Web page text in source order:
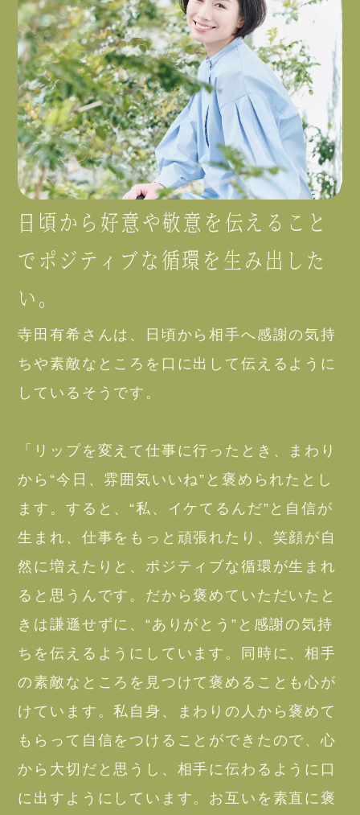
日頃から好意や敬意を伝えること
でポジティブな循環を生み出した
い。
寺田有希さんは、日頃から相手へ感謝の気持
ちや素敵なところを口に出して伝えるように
しているそうです。
「リップを変えて仕事に行ったとき、まわり
から“今日、雰囲気いいね”と褒められたとし
ます。すると、“私、イケてるんだ”と自信が
生まれ、仕事をもっと頑張れたり、笑顔が自
然に増えたりと、ポジティブな循環が生まれ
ると思うんです。だから褒めていただいたと
きは謙遜せずに、“ありがとう”と感謝の気持
ちを伝えるようにしています。同時に、相手
の素敵なところを見つけて褒めることも心が
けています。私自身、まわりの人から褒めて
もらって自信をつけることができたので、心
から大切だと思うし、相手に伝わるように口
に出すようにしています。お互いを素直に褒